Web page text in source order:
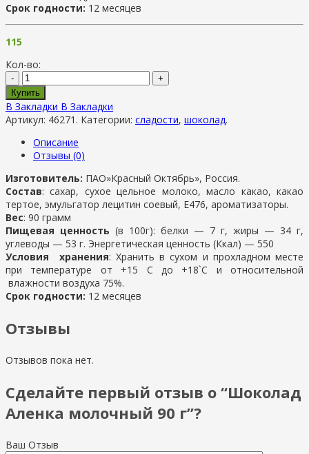
Срок годности: 12 месяцев
115
Кол-во:
-
+
Купить
В Закладки В Закладки
Артикул: 46271 . Категории: сладости, шоколад.
Описание
Отзывы (0)
Изготовитель: ПАО»Красный Октябрь», Россия.
Состав: сахар, сухое цельное молоко, масло какао, какао
тертое, эмульгатор лецитин соевый, Е476, ароматизаторы.
Вес: 90 грамм
Пищевая ценность (в 100г): белки — 7 г, жиры — 34 г,
углеводы — 53 г. Энергетическая ценность (Ккал) — 550
Условия хранения: Хранить в сухом и прохладном месте
при температуре от +15 С до +18`С и относительной
влажности воздуха 75%.
Срок годности: 12 месяцев
Отзывы
Отзывов пока нет.
Сделайте первый отзыв о “Шоколад
Аленка молочный 90 г”?
Ваш Отзыв